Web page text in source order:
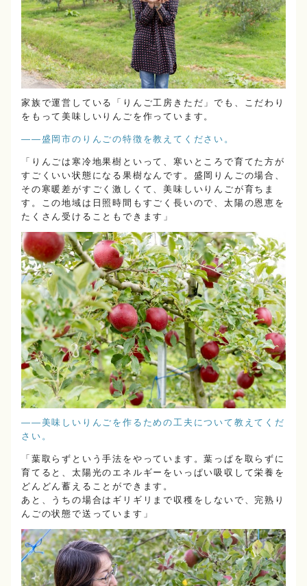
家族で運営している「りんご工房きただ」でも、こだわり
をもって美味しいりんごを作っています。
――盛岡市のりんごの特徴を教えてください。
「りんごは寒冷地果樹といって、寒いところで育てた方が
すごくいい状態になる果樹なんです。盛岡りんごの場合、
その寒暖差がすごく激しくて、美味しいりんごが育ちま
す。この地域は日照時間もすごく長いので、太陽の恩恵を
たくさん受けることもできます」
――美味しいりんごを作るための工夫について教えてくだ
さい。
「葉取らずという手法をやっています。葉っぱを取らずに
育てると、太陽光のエネルギーをいっぱい吸収して栄養を
どんどん蓄えることができます。
あと、うちの場合はギリギリまで収穫をしないで、完熟り
んごの状態で送っています」